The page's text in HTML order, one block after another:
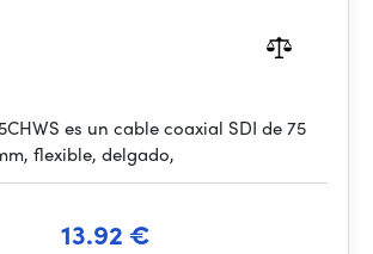
es un cable coaxial SDI de 75
flexible, delgado,
13.92 €